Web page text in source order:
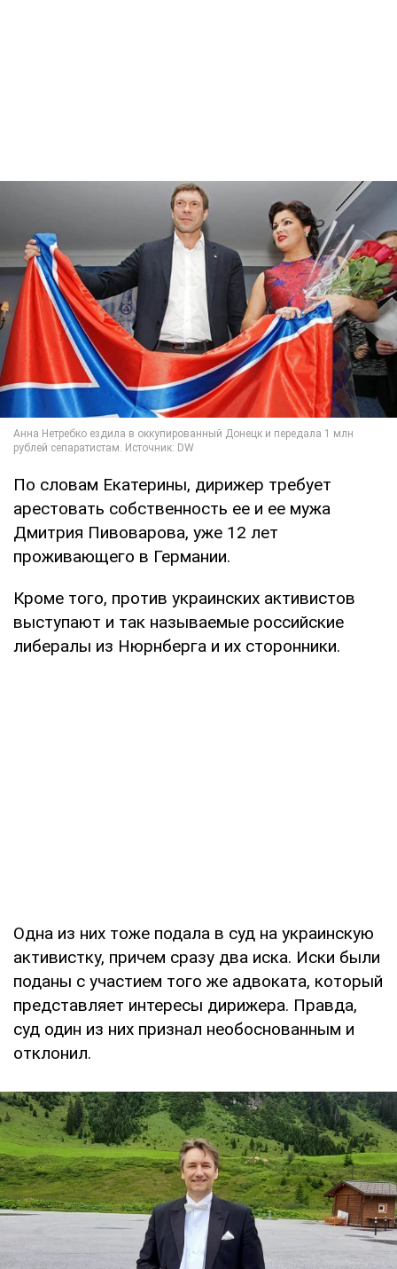
По словам Екатерины, дирижер требует
арестовать собственность ее и ее мужа
Дмитрия Пивоварова, уже 12 лет
проживающего в Германии.
Кроме того, против украинских активистов
выступают и так называемые российские
либералы из Нюрнберга и их сторонники.
Одна из них тоже подала в суд на украинскую
активистку, причем сразу два иска. Иски были
поданы с участием того же адвоката, который
представляет интересы дирижера. Правда,
суд один из них признал необоснованным и
отклонил.